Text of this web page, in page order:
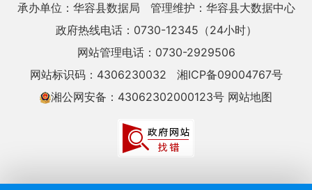
承办单位：华容县数据局
管理维护：华容县大数据中心
政府热线电话：0730-12345（24小时）
网站管理电话：0730-2929506
网站标识码：4306230032
湘ICP备09004767号
湘公网安备：43062302000123号 网站地图